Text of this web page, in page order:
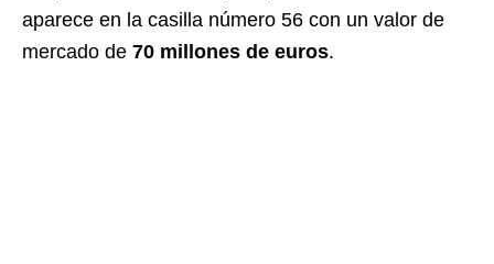
aparece en la casilla número 56 con un valor de
mercado de 70 millones de euros.